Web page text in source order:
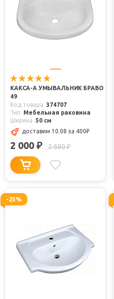
КАКСА-А УМЫВАЛЬНИК БРАВО
49
Код товара 374707
Тип
Мебельная раковина
Ширина 50 см
доставим 10.08 за 400₽
2 000 ₽ 2 680₽
-25%